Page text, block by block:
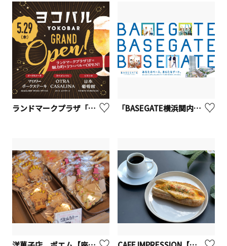
ランドマークプラザ「ヨコバル」 「BASEGATE横浜関内」3月19日（木）開業！